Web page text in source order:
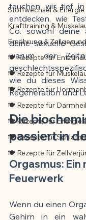
Stoffwechsel & Energie
Krafttraining &
Ernährung &
🍽️ Rezepte für
🍽️ Rezepte für
🍽️ Rezepte für
🍽️ Rezepte für
🍽️ Rezepte für Energie
🍽️ Rezepte für
🍽️ Rezepte für
tauchen wir tief
entdecken, wie
Co. sowohl deine
deine sexuelle
warum der
wie du dieses
Regeneration und
Die
passiert in
Orgasmus:
Feuerwerk
Wenn du einen
Gehirn in ein